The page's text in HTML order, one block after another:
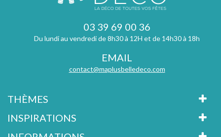
03 39 69 00 36
Du lundi au vendredi de 8h30 à 12H et de 14h30 à 18h
EMAIL
contact@maplusbelledeco.com
THÈMES
INSPIRATIONS